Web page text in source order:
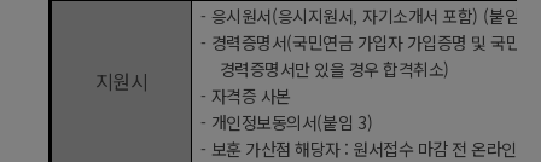
지원시
- 응시원서(응시지원서,자기소개서 포함) (붙임
- 경력증명서(국민연금 가입자 가입증명 및 국민
경력증명서만 있을 경우 합격취소)
- 자격증 사본
- 개인정보동의서(붙임 3)
- 보훈 가산점 해당자 : 원서접수 마감 전 온라인